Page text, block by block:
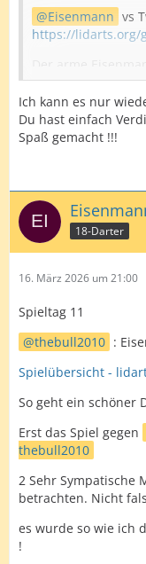
Schöne
Eisenmann vs
https://lidarts.org/
Der arme
aber ich war nach
Es lief einfach
Sehr angenehme
Schöne
Ich kann es nur
Du hast einfach
Spaß gemacht !!!
18-Darter
16. März 2026 um 21:00
Spieltag 11
thebull2010 :
Spielübersicht -
So geht ein schöner
Erst das Spiel gegen
thebull2010
2 Sehr Sympatische
betrachten. Nicht
es wurde so wie ich
!